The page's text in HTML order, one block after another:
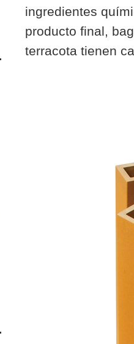
ingredientes
producto final,
terracota tienen